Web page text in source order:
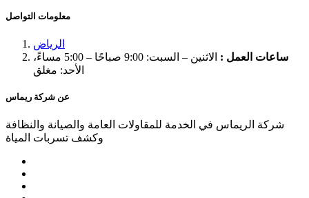
معلومات التواصل
الرياض
ساعات العمل :
الاثنين – السبت: 9:00 صباحًا – 5:00 مساءً،
الأحد: مغلق
عن شركة ريماس
شركة الريماس في الخدمة للمقاولات العامة والصيانة والنظافة
وكشف تسربات المياة